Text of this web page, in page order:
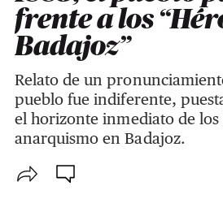
frente a los
Badajoz”
Relato de un
pueblo fue indiferente,
el horizonte inmediato de
anarquismo en Badajoz.